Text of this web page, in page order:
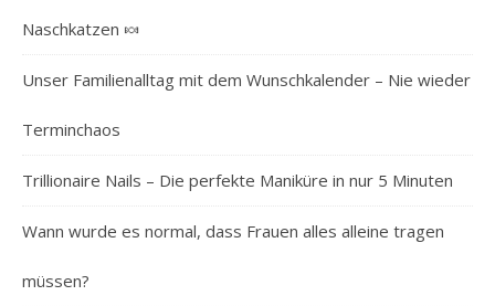
Naschkatzen 🍬
Unser Familienalltag mit dem Wunschkalender – Nie wieder
Terminchaos
Trillionaire Nails – Die perfekte Maniküre in nur 5 Minuten
Wann wurde es normal, dass Frauen alles alleine tragen
müssen?